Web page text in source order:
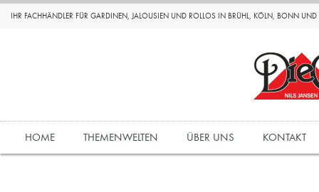
IHR FACHHÄNDLER FÜR GARDINEN, JALOUSIEN UND ROLLOS IN BRÜHL, KÖLN, BONN
HOME THEMENWELTEN ÜBER UNS KONTAKT